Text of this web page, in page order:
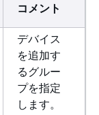
コメント
デバイス
を追加す
るグルー
プを指定
します。